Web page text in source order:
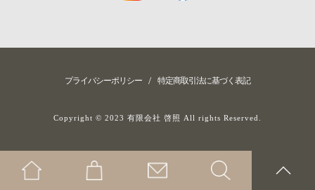
プライバシーポリシー / 特定商取引法に基づく表記
Copyright © 2023 有限会社 啓照 All rights Reserved.